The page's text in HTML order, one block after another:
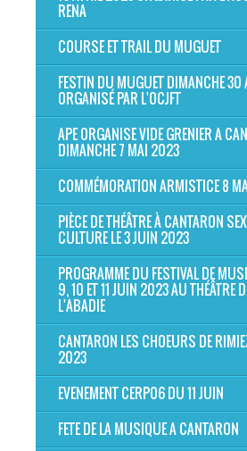
RENA
COURSE ET TRAIL DU MUGUET
FESTIN DU MUGUET DIMANCHE
ORGANISÉ PAR L'OCJFT
APE ORGANISE VIDE GRENIER A
DIMANCHE 7 MAI 2023
COMMÉMORATION ARMISTICE 8
PIÈCE DE THÉÂTRE À CANTARON
CULTURE LE 3 JUIN 2023
PROGRAMME DU FESTIVAL DE
9, 10 ET 11 JUIN 2023 AU THÉÂTRE
L'ABADIE
CANTARON LES CHOEURS DE
2023
EVENEMENT CERP06 DU 11 JUIN
FETE DE LA MUSIQUE A CANTARON